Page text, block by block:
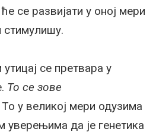
се развијати у оној мери
стимулишу.
се претвара у
То се зове
То у великој мери одузима
да је генетика